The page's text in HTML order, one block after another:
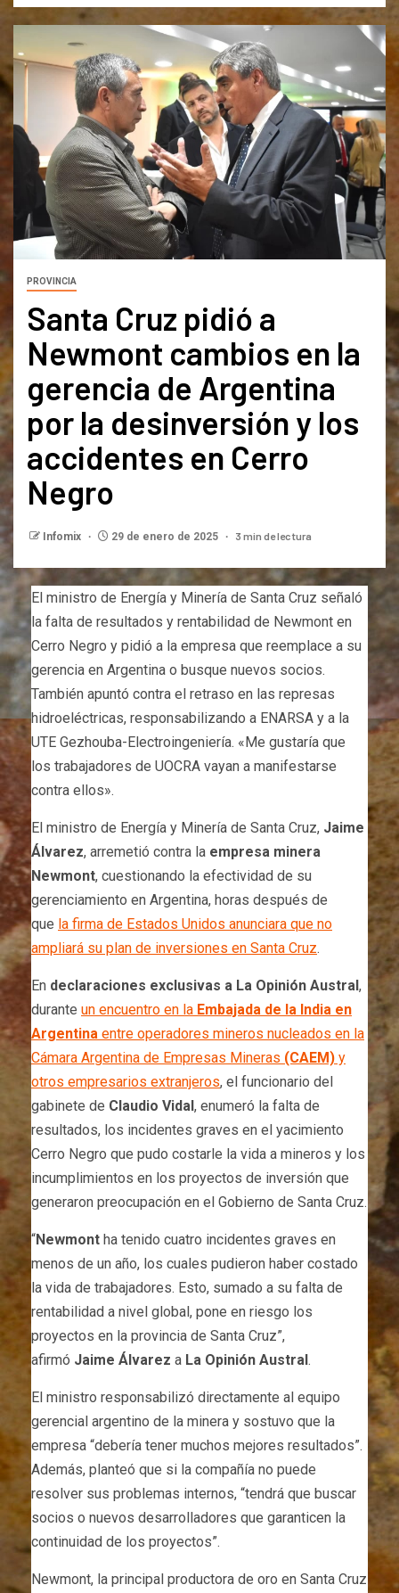
PROVINCIA
Santa Cruz pidió a
Newmont cambios en la
gerencia de Argentina
por la desinversión y los
accidentes en Cerro
Negro
Infomix 29 de enero de 2025 3 min de lectura
El ministro de Energía y Minería de Santa Cruz señaló
la falta de resultados y rentabilidad de Newmont en
Cerro Negro y pidió a la empresa que reemplace a su
gerencia en Argentina o busque nuevos socios.
También apuntó contra el retraso en las represas
hidroeléctricas, responsabilizando a ENARSA y a la
UTE Gezhouba-Electroingeniería. «Me gustaría que
los trabajadores de UOCRA vayan a manifestarse
contra ellos».
El ministro de Energía y Minería de Santa Cruz, Jaime
Álvarez, arremetió contra la empresa minera
Newmont, cuestionando la efectividad de su
gerenciamiento en Argentina, horas después de
que la firma de Estados Unidos anunciara que no
ampliará su plan de inversiones en Santa Cruz.
En declaraciones exclusivas a La Opinión Austral,
durante un encuentro en la Embajada de la India en
Argentina entre operadores mineros nucleados en la
Cámara Argentina de Empresas Mineras (CAEM) y
otros empresarios extranjeros, el funcionario del
gabinete de Claudio Vidal, enumeró la falta de
resultados, los incidentes graves en el yacimiento
Cerro Negro que pudo costarle la vida a mineros y los
incumplimientos en los proyectos de inversión que
generaron preocupación en el Gobierno de Santa Cruz.
“Newmont ha tenido cuatro incidentes graves en
menos de un año, los cuales pudieron haber costado
la vida de trabajadores. Esto, sumado a su falta de
rentabilidad a nivel global, pone en riesgo los
proyectos en la provincia de Santa Cruz”,
afirmó Jaime Álvarez a La Opinión Austral.
El ministro responsabilizó directamente al equipo
gerencial argentino de la minera y sostuvo que la
empresa “debería tener muchos mejores resultados”.
Además, planteó que si la compañía no puede
resolver sus problemas internos, “tendrá que buscar
socios o nuevos desarrolladores que garanticen la
continuidad de los proyectos”.
Newmont, la principal productora de oro en Santa Cruz